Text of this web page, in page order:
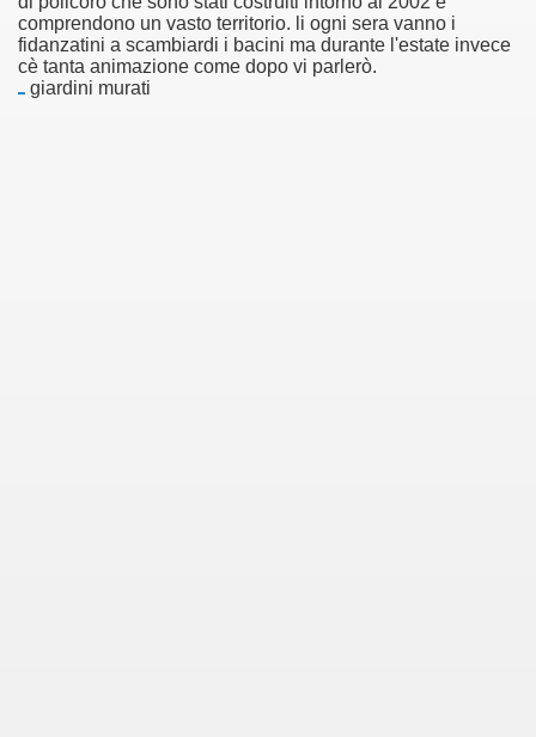
comprendono un vasto territorio. li ogni sera vanno i
fidanzatini a scambiardi i bacini ma durante l'estate invece
cè tanta animazione come dopo vi parlerò.
giardini murati